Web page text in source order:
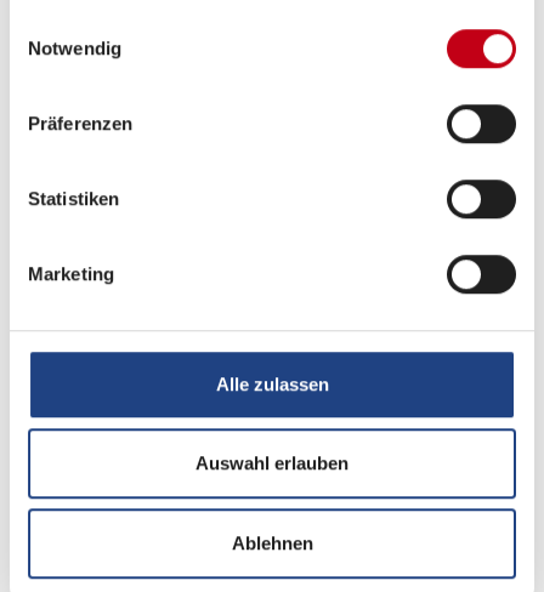
Notwendig
Präferenzen
Statistiken
Marketing
Alle zulassen
Auswahl erlauben
Ablehnen
3-Flammkocher
Außendusche
TV